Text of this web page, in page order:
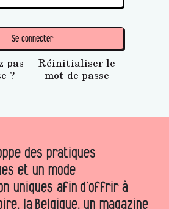
Se connecter
pas
?
Réinitialiser le
mot de passe
des pratiques
et un mode
uniques afin d’offrir à
la Belgique, un magazine